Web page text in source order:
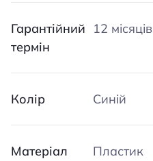
Гарантійний
термін
12 місяців
Колір Синій
Матеріал
Пластик